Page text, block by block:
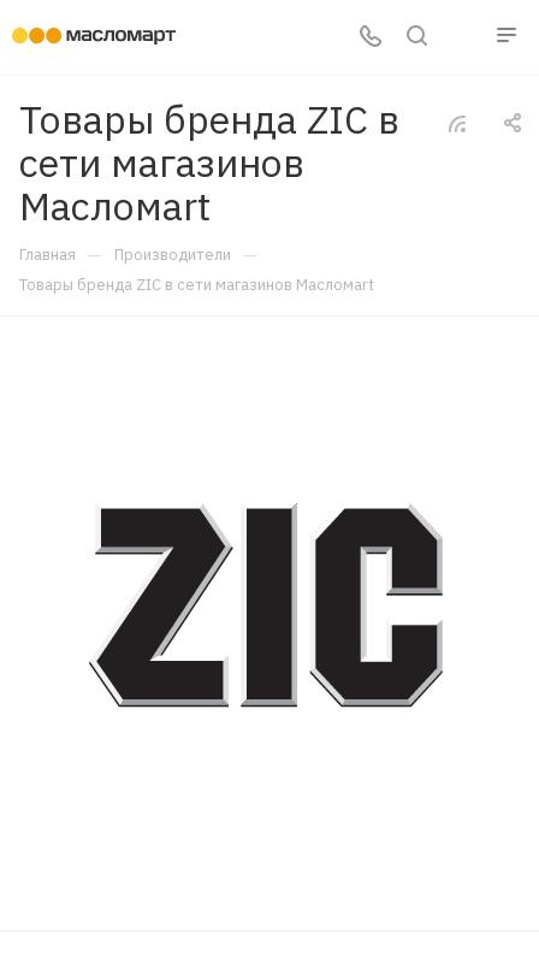
Товары бренда ZIC в
сети магазинов
Масломart
Главная — Производители —
Товары бренда ZIC в сети магазинов Масломart